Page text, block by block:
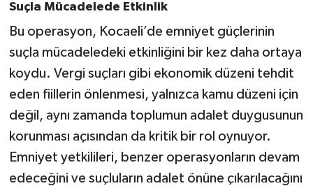
Suçla Mücadelede Etkinlik
Bu operasyon, Kocaeli’de emniyet güçlerinin
suçla mücadeledeki etkinliğini bir kez daha ortaya
koydu. Vergi suçları gibi ekonomik düzeni tehdit
eden fiillerin önlenmesi, yalnızca kamu düzeni için
değil, aynı zamanda toplumun adalet duygusunun
korunması açısından da kritik bir rol oynuyor.
Emniyet yetkilileri, benzer operasyonların devam
edeceğini ve suçluların adalet önüne çıkarılacağını